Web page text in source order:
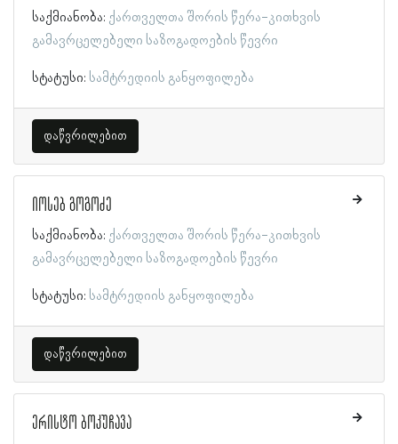
საქმიანობა: ქართველთა შორის წერა-კითხვის
გამავრცელებელი საზოგადოების წევრი
სტატუსი: სამტრედიის განყოფილება
დაწვრილებით
იოსებ გოგოძე
საქმიანობა: ქართველთა შორის წერა-კითხვის
გამავრცელებელი საზოგადოების წევრი
სტატუსი: სამტრედიის განყოფილება
დაწვრილებით
ერისტო ბოკუჩავა